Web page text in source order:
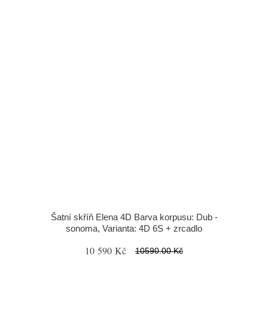
Šatní skříň Elena 4D Barva korpusu: Dub -
sonoma, Varianta: 4D 6S + zrcadlo
10 590 Kč 10590.00 Kč